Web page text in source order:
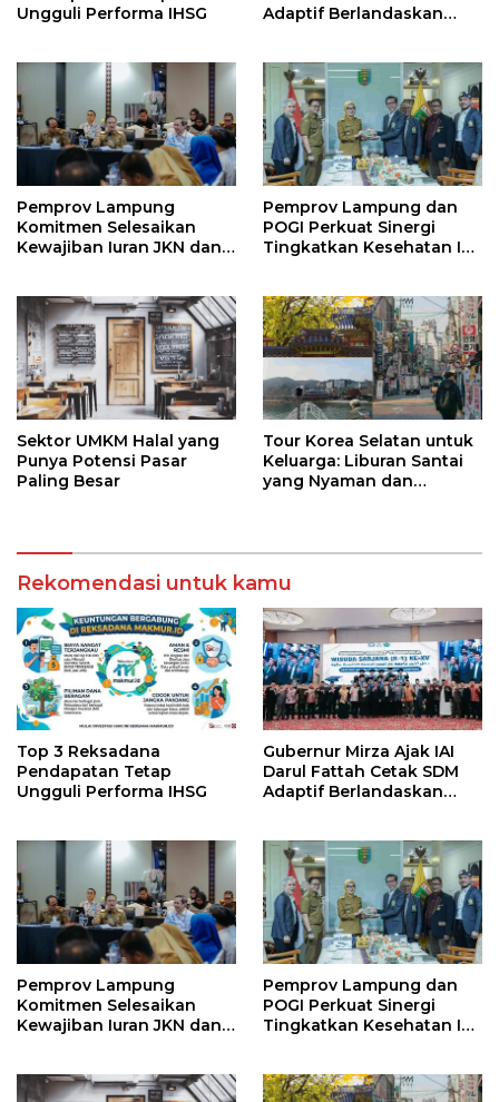
Ungguli Performa IHSG
Adaptif Berlandaskan
Pemprov Lampung
Komitmen Selesaikan
Kewajiban Iuran JKN dan
Kesehatan
Pemprov Lampung dan
POGI Perkuat Sinergi
Tingkatkan Kesehatan Ibu
Sektor UMKM Halal yang
Punya Potensi Pasar
Paling Besar
Tour Korea Selatan untuk
Keluarga: Liburan Santai
yang Nyaman dan
Rekomendasi untuk kamu
Top 3 Reksadana
Pendapatan Tetap
Ungguli Performa IHSG
Gubernur Mirza Ajak IAI
Darul Fattah Cetak SDM
Adaptif Berlandaskan
Pemprov Lampung
Komitmen Selesaikan
Kewajiban Iuran JKN dan
Kesehatan
Pemprov Lampung dan
POGI Perkuat Sinergi
Tingkatkan Kesehatan Ibu